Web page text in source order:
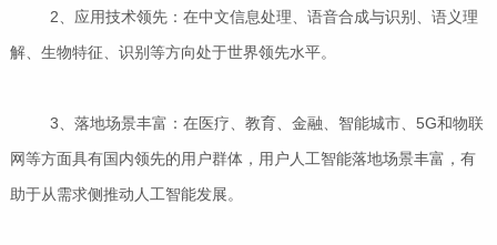
2、应用技术领先：在中文信息处理、语音合成与识别、语义理
解、生物特征、识别等方向处于世界领先水平。
3、落地场景丰富：在医疗、教育、金融、智能城市、5G和物联
网等方面具有国内领先的用户群体，用户人工智能落地场景丰富，有
助于从需求侧推动人工智能发展。